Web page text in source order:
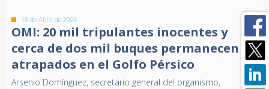
18 de Abril de 2026
OMI: 20 mil tripulantes inocentes y
cerca de dos mil buques permanecen
atrapados en el Golfo Pérsico
Arsenio Domínguez, secretario general del organismo,